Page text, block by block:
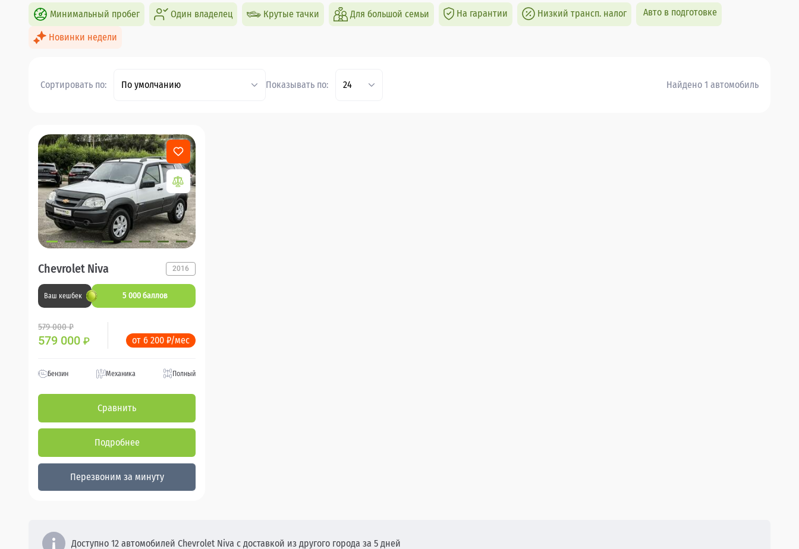
Минимальный пробег Один владелец Крутые тачки Для большой семьи На гарантии Низкий трансп. налог Авто в подготовке
Новинки недели
Сортировать по: По умолчанию Показывать по: 24 Найдено 1 автомобиль
Chevrolet Niva 2016
Ваш кешбек 5 000 баллов
579 000 ₽
579 000 ₽ от 6 200 ₽/мес
Бензин Механика Полный
Сравнить
Подробнее
Перезвоним за минуту
Доступно 12 автомобилей Chevrolet Niva с доставкой из другого города за 5 дней